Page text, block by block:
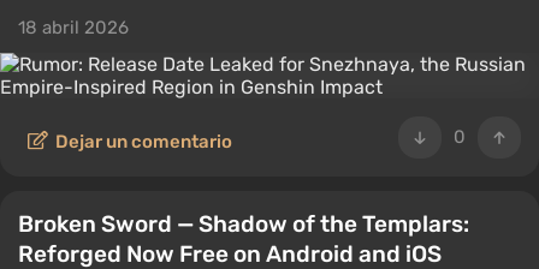
18 abril 2026
0
Dejar un comentario
Broken Sword — Shadow of the Templars:
Reforged Now Free on Android and iOS